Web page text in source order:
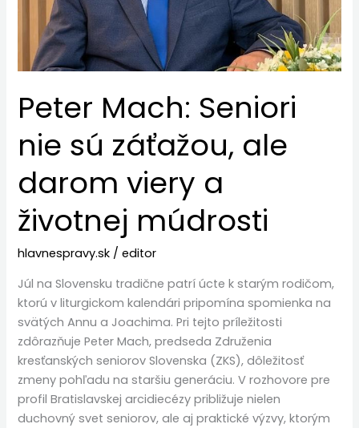
Peter Mach: Seniori
nie sú záťažou, ale
darom viery a
životnej múdrosti
hlavnespravy.sk /editor
Júl na Slovensku tradične patrí úcte k starým rodičom,
ktorú v liturgickom kalendári pripomína spomienka na
svätých Annu a Joachima. Pri tejto príležitosti
zdôrazňuje Peter Mach, predseda Združenia
kresťanských seniorov Slovenska (ZKS), dôležitosť
zmeny pohľadu na staršiu generáciu. V rozhovore pre
profil Bratislavskej arcidiecézy približuje nielen
duchovný svet seniorov, ale aj praktické výzvy, ktorým
životnej
múdrosti